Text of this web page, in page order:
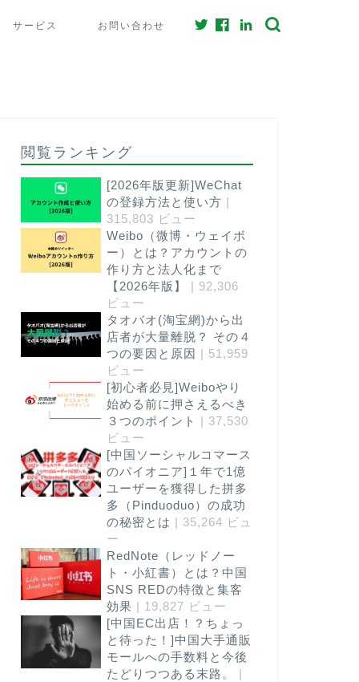
サービス お問い合わせ
閲覧ランキング
[2026年版更新]WeChat
の登録方法と使い方 |
315,803 ビュー
Weibo（微博・ウェイボ
ー）とは？アカウントの
作り方と法人化まで
【2026年版】 | 92,306
ビュー
タオバオ(淘宝網)から出
店者が大量離脱？ その４
つの要因と原因 | 51,959
ビュー
[初心者必見]Weiboやり
始める前に押さえるべき
３つのポイント | 37,530
ビュー
[中国ソーシャルコマース
のパイオニア]１年で1億
ユーザーを獲得した拼多
多（Pinduoduo）の成功
の秘密とは | 35,264 ビュ
ー
RedNote（レッドノー
ト・小紅書）とは？中国
SNS REDの特徴と集客
効果 | 19,827 ビュー
[中国EC出店！？ちょっ
と待った！]中国大手通販
モールへの手数料と今後
たどりつつある末路。 |